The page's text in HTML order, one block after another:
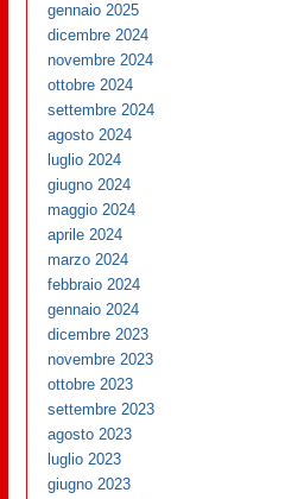
gennaio 2025
dicembre 2024
novembre 2024
ottobre 2024
settembre 2024
agosto 2024
luglio 2024
giugno 2024
maggio 2024
aprile 2024
marzo 2024
febbraio 2024
gennaio 2024
dicembre 2023
novembre 2023
ottobre 2023
settembre 2023
agosto 2023
luglio 2023
giugno 2023